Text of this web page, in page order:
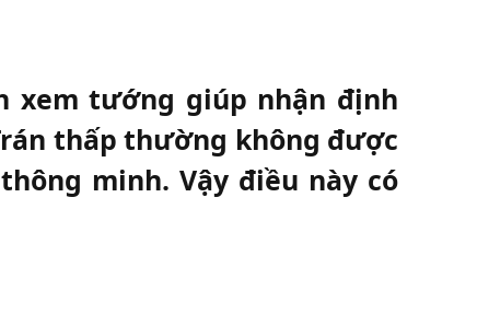
xem tướng giúp nhận định
thấp thường không được
minh. Vậy điều này có